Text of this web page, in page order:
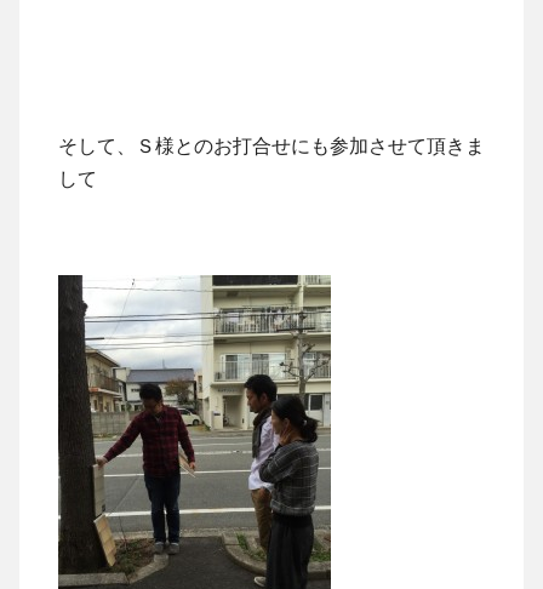
そして、Ｓ様とのお打合せにも参加させて頂きま
して